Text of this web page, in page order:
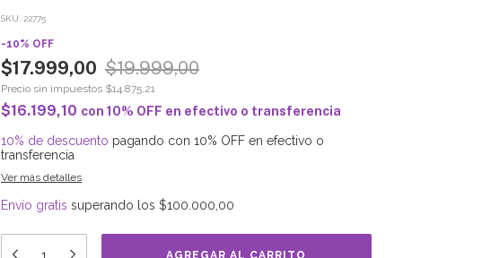
SKU: 22775
-10% OFF
$17.999,00 $19.999,00
Precio sin impuestos $14.875,21
$16.199,10 con 10% OFF en efectivo o transferencia
10% de descuento pagando con 10% OFF en efectivo o
transferencia
Ver más detalles
Envío gratis superando los $100.000,00